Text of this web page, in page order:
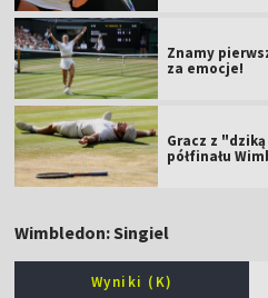
Znamy
za emocje!
Gracz z
półfinału
Wimbledon: Singiel
Wyniki (K)